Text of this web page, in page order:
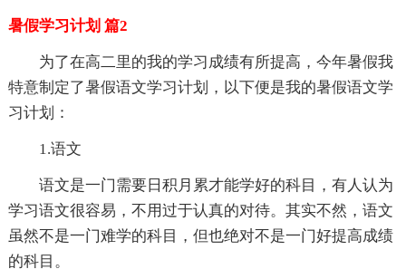
暑假学习计划 篇2
为了在高二里的我的学习成绩有所提高，今年暑假我
特意制定了暑假语文学习计划，以下便是我的暑假语文学
习计划：
1.语文
语文是一门需要日积月累才能学好的科目，有人认为
学习语文很容易，不用过于认真的对待。其实不然，语文
虽然不是一门难学的科目，但也绝对不是一门好提高成绩
的科目。